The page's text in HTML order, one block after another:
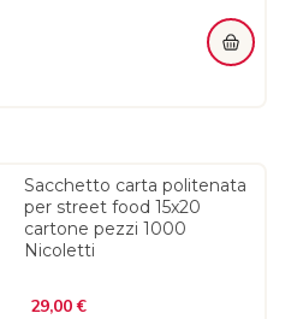
Sacchetto carta politenata
per street food 15x20
cartone pezzi 1000
Nicoletti
29,00 €